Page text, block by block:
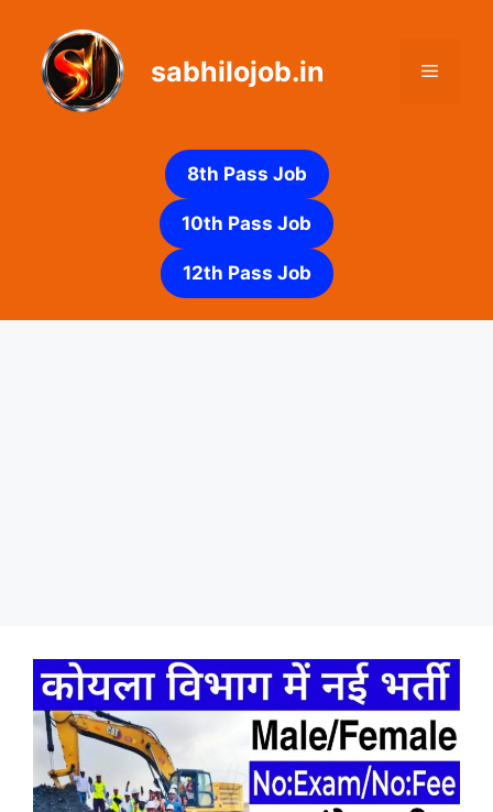
content
sabhilojob.in Menu
8th Pass Job
10th Pass Job
12th Pass Job